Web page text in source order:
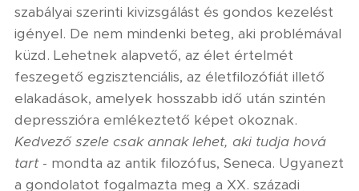
szabályai szerinti kivizsgálást és gondos kezelést
igényel. De nem mindenki beteg, aki problémával
küzd. Lehetnek alapvető, az élet értelmét
feszegető egzisztenciális, az életfilozófiát illető
elakadások, amelyek hosszabb idő után szintén
depresszióra emlékeztető képet okoznak.
Kedvező szele csak annak lehet, aki tudja hová
tart- mondta az antik filozófus, Seneca. Ugyanezt
a gondolatot fogalmazta meg a XX. századi